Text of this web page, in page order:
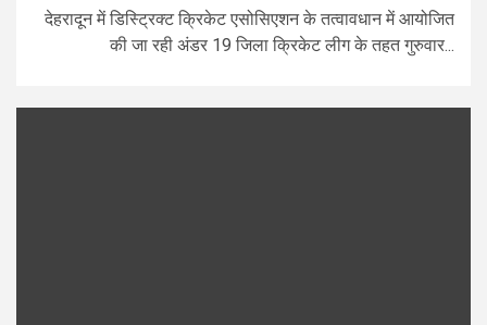
देहरादून में डिस्ट्रिक्ट क्रिकेट एसोसिएशन के तत्वावधान में आयोजित
की जा रही अंडर 19 जिला क्रिकेट लीग के तहत गुरुवार...